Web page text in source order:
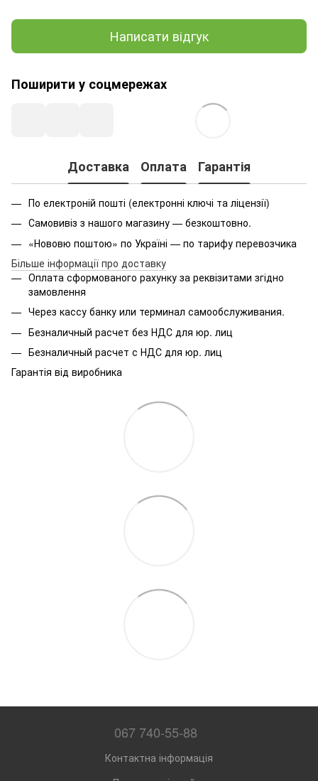
Написати відгук
Поширити у соцмережах
Доставка Оплата Гарантія
По електроній пошті (електронні ключі та ліцензії)
Самовивіз з нашого магазину — безкоштовно.
«Нововю поштою» по Україні — по тарифу перевозчика
Більше інформації про доставку
Оплата сформованого рахунку за реквізитами згідно
замовлення
Через кассу банку или терминал самообслуживания.
Безналичный расчет без НДС для юр. лиц
Безналичный расчет с НДС для юр. лиц
Гарантія від виробника
067 740-55-88
Контактна інформація